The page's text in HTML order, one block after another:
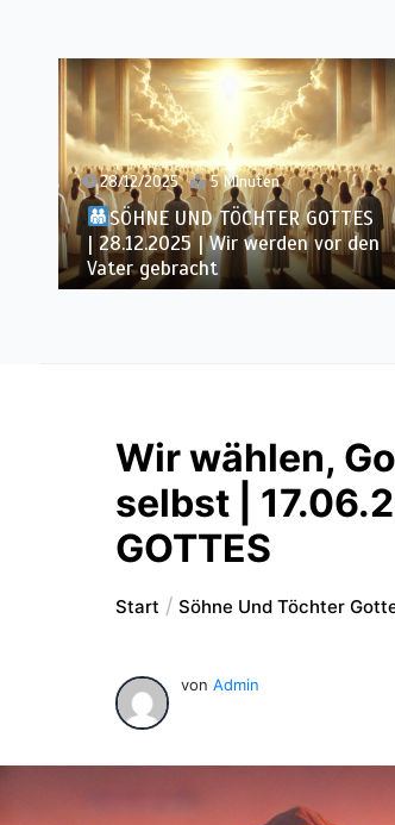
27/12/2025 6 Minuten
SÖHNE UND TÖCHTER GOTTES
| 27.12.2025 | Für würdig
befunden – wir werden in Weiß
wandeln
Wir wählen,
selbst |
GOTTES
Start Söhne Und Töchter
von Admin